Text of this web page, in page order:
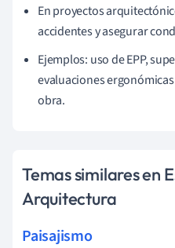
En proyectos
accidentes y asegurar
Ejemplos: uso de EPP,
evaluaciones
obra.
Temas similares en
Arquitectura
Paisajismo